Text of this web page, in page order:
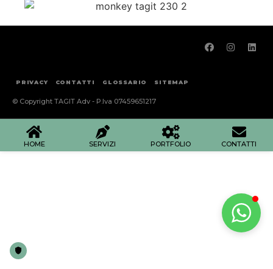
© Copyright TAGIT Adv - P.Iva 07459651217
PRIVACY CONTATTI GLOSSARIO SITEMAP
HOME SERVIZI PORTFOLIO CONTATTI